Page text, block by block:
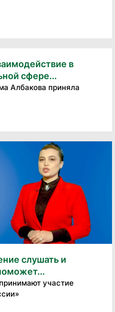
в
сфере...
Албакова приняла
слушать и
участие